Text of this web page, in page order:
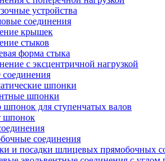
устройства
соединения
крышек
стыков
форма стыка
с эксцентричной нагрузкой
шпонки
шпонки
для ступенчатых валов
шпонок
соединения
и посадки шлицевых прямобочных